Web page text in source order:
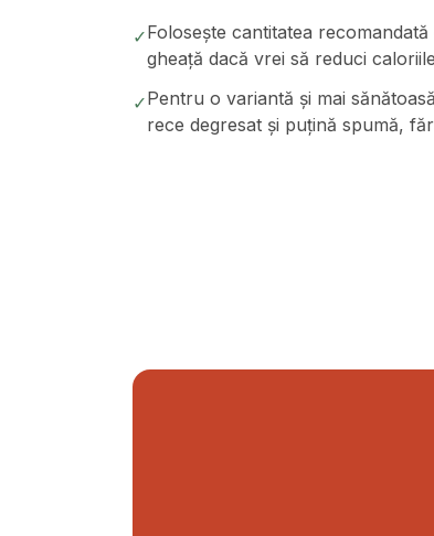
✓Folosește cantitatea
gheață dacă vrei să reduci
✓Pentru o variantă și mai
rece degresat și puțină spumă,